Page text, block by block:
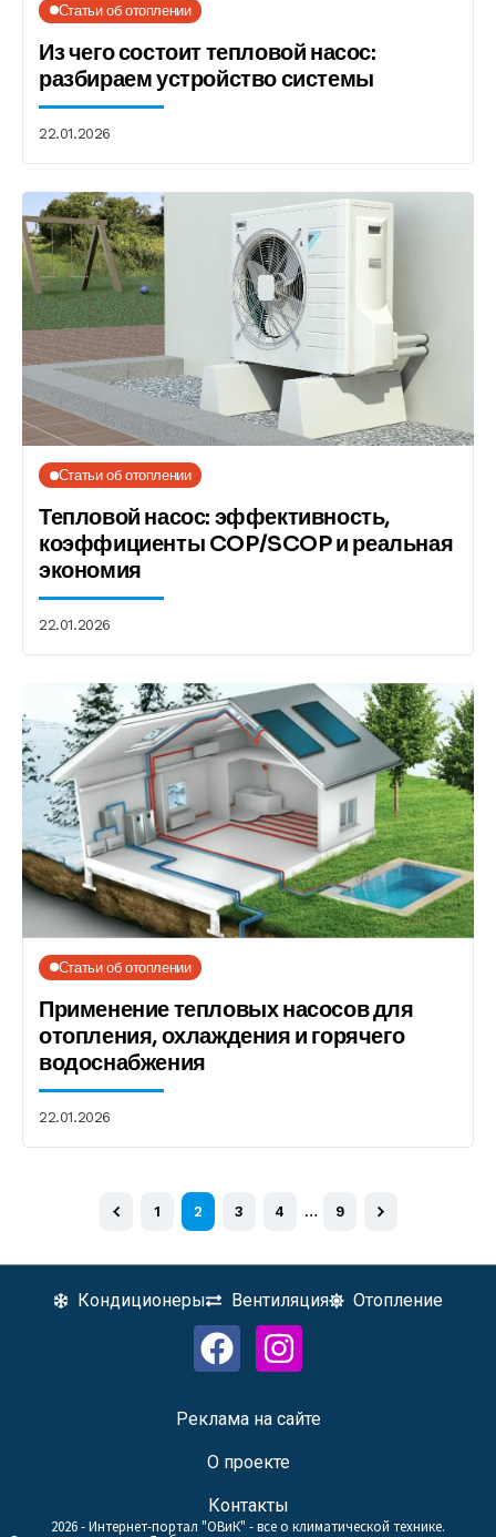
Статьи об отоплении
Из чего состоит тепловой насос:
разбираем устройство системы
22.01.2026
Статьи об отоплении
Тепловой насос: эффективность,
коэффициенты COP/SCOP и реальная
экономия
22.01.2026
Статьи об отоплении
Применение тепловых насосов для
отопления, охлаждения и горячего
водоснабжения
22.01.2026
1 2 3 4 … 9
Кондиционеры Вентиляция Отопление
Реклама на сайте
О проекте
Контакты
2026 - Интернет-портал "ОВиК" - все о климатической технике.